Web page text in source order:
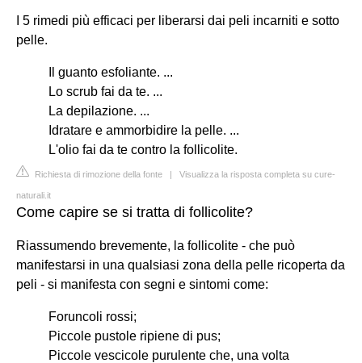
I 5 rimedi più efficaci per liberarsi dai peli incarniti e sotto
pelle.
Il guanto esfoliante. ...
Lo scrub fai da te. ...
La depilazione. ...
Idratare e ammorbidire la pelle. ...
L'olio fai da te contro la follicolite.
Richiesta di rimozione della fonte | Visualizza la risposta completa su cure-
naturali.it
Come capire se si tratta di follicolite?
Riassumendo brevemente, la follicolite - che può
manifestarsi in una qualsiasi zona della pelle ricoperta da
peli - si manifesta con segni e sintomi come:
Foruncoli rossi;
Piccole pustole ripiene di pus;
Piccole vescicole purulente che, una volta